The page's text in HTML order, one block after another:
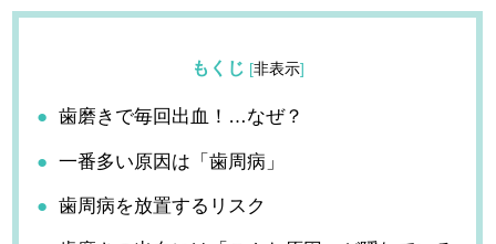
もくじ [非表示]
歯磨きで毎回出血！…なぜ？
一番多い原因は「歯周病」
歯周病を放置するリスク